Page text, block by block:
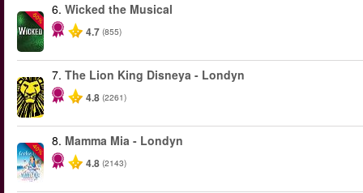
-50%
6. Wicked the Musical
4.7 (855)
7. The Lion King Disneya - Londyn
4.8 (2261)
-40%
8. Mamma Mia - Londyn
4.8 (2143)